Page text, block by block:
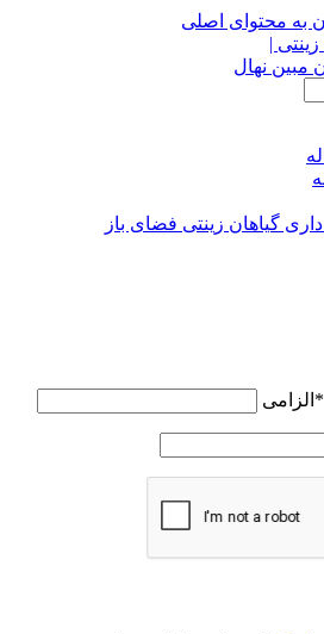
به محتوای اصلی
گیاهان زینتی فضای باز
* الزامی